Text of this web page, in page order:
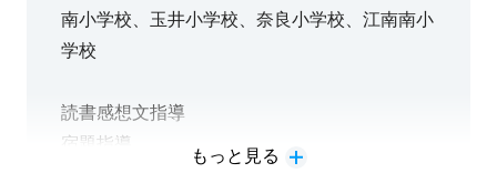
漢検対策
数検対策
作文指導
南小学校、玉井小学校、奈良小学校、江南南小
学校
読書感想文指導
宿題指導
もっと見る